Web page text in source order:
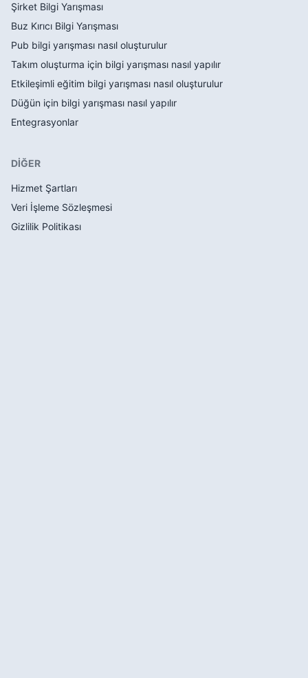
Şirket Bilgi Yarışması
Buz Kırıcı Bilgi Yarışması
Pub bilgi yarışması nasıl oluşturulur
Takım oluşturma için bilgi yarışması nasıl yapılır
Etkileşimli eğitim bilgi yarışması nasıl oluşturulur
Düğün için bilgi yarışması nasıl yapılır
Entegrasyonlar
DİĞER
Hizmet Şartları
Veri İşleme Sözleşmesi
Gizlilik Politikası